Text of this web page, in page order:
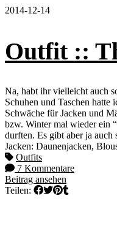
2014-12-14
Outfit ::
Na, habt ihr vielleicht auch
Schuhen und Taschen hatte
Schwäche für Jacken und
bzw. Winter mal wieder ein
durften. Es gibt aber ja auch
Jacken: Daunenjacken,
Outfits
7 Kommentare
Beitrag ansehen
Teilen: